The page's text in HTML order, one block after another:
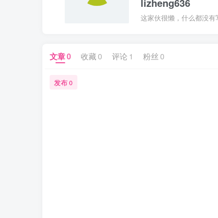
这家伙很懒，什么都没有
文章0 收藏 0 评论 1 粉丝 0
发布0